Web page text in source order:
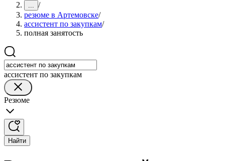
... /
резюме в Артемовске/
ассистент по закупкам/
полная занятость
ассистент по закупкам
Резюме
Найти